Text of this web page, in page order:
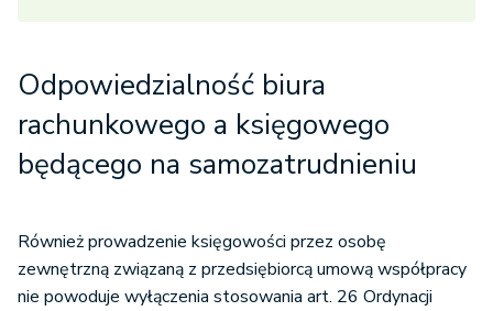
Odpowiedzialność biura
rachunkowego a księgowego
będącego na samozatrudnieniu
Również prowadzenie księgowości przez osobę
zewnętrzną związaną z przedsiębiorcą umową współpracy
nie powoduje wyłączenia stosowania art. 26 Ordynacji